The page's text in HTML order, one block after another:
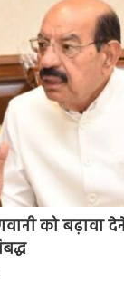
को बढ़ावा